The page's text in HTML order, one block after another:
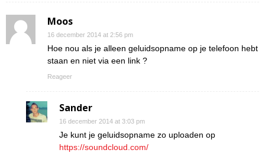
Moos
16 december 2014 at 2:56 pm
Hoe nou als je alleen geluidsopname op je telefoon hebt
staan en niet via een link ?
Reageer
Sander
16 december 2014 at 3:03 pm
Je kunt je geluidsopname zo uploaden op
https://soundcloud.com/